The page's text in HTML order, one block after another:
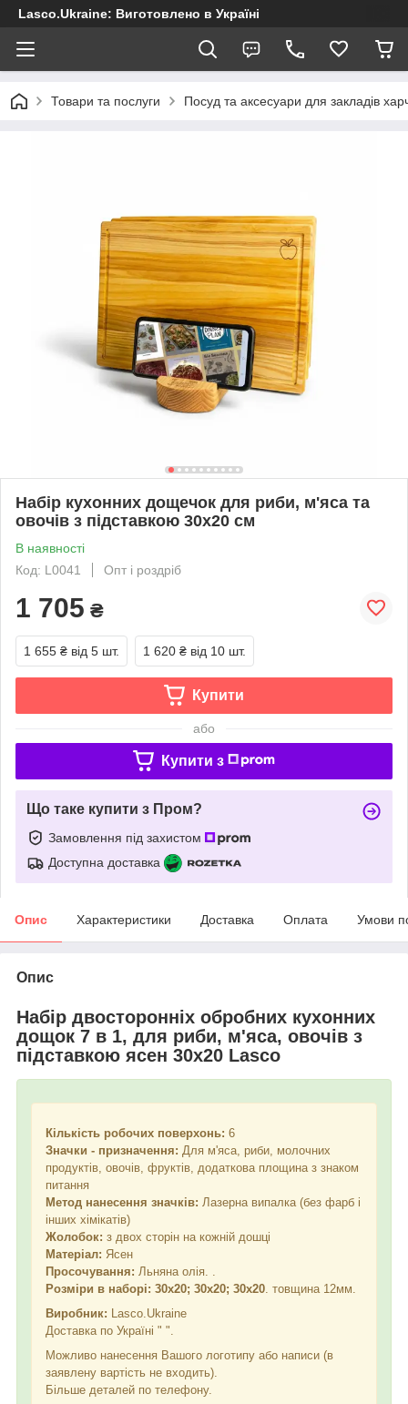
Lasco.Ukraine: Виготовлено в Україні
Товари та послуги Посуд та аксесуари для закладів
Набір кухонних дощечок для риби, м'яса та
овочів з підставкою 30х20 см
В наявності
Код: L0041
Опт і роздріб
1 705 ₴
1 655 ₴ від 5 шт. 1 620 ₴ від 10 шт.
Купити
або
Купити з
Що таке купити з Пром?
Замовлення під захистом
Доступна доставка
Опис Характеристики Доставка Оплата Умови
Опис
Набір двосторонніх обробних кухонних
дощок 7 в 1, для риби, м'яса, овочів з
підставкою ясен 30х20 Lasco
Кількість робочих поверхонь: 6
Значки - призначення: Для м'яса, риби, молочних
продуктів, овочів, фруктів, додаткова площина з знаком
питання
Метод нанесення значків: Лазерна випалка (без фарб і
інших хімікатів)
Жолобок: з двох сторін на кожній дошці
Матеріал: Ясен
Просочування: Льняна олія. .
Розміри в наборі: 30х20; 30х20; 30х20. товщина 12мм.
Виробник: Lasco.Ukraine
Доставка по Україні " ".
Можливо нанесення Вашого логотипу або написи (в
заявлену вартість не входить).
Більше деталей по телефону.